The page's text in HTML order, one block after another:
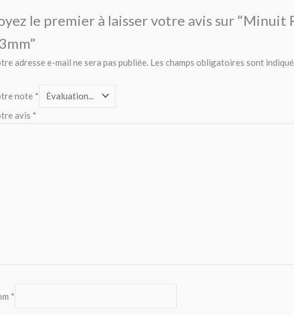
le premier à laisser votre avis sur “Minuit
adresse e-mail ne sera pas publiée. Les champs obligatoires sont
note *
avis *
*